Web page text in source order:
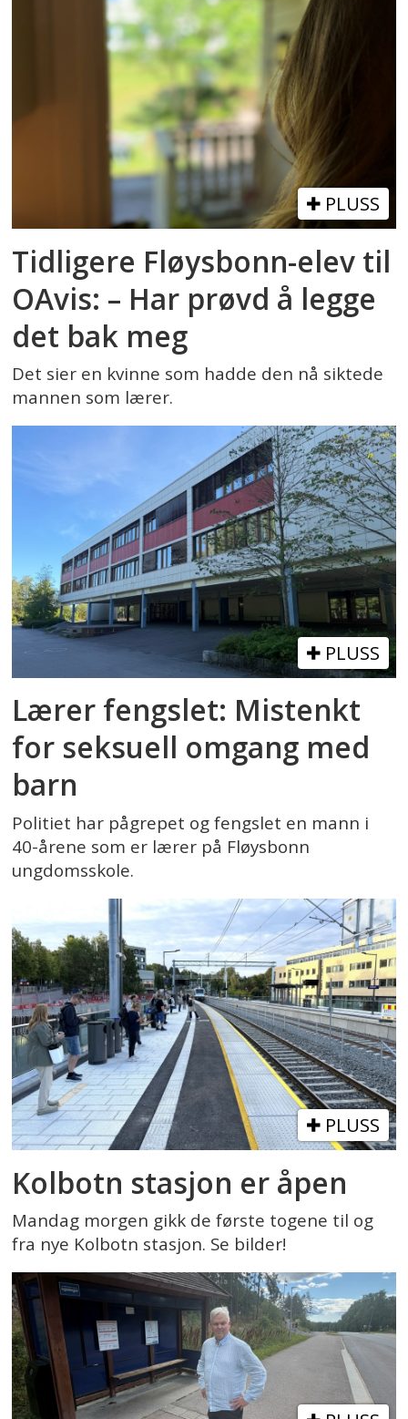
PLUSS
Tidligere Fløysbonn-elev til
OAvis: – Har prøvd å legge
det bak meg
Det sier en kvinne som hadde den nå siktede
mannen som lærer.
PLUSS
Lærer fengslet: Mistenkt
for seksuell omgang med
barn
Politiet har pågrepet og fengslet en mann i
40-årene som er lærer på Fløysbonn
ungdomsskole.
PLUSS
Kolbotn stasjon er åpen
Mandag morgen gikk de første togene til og
fra nye Kolbotn stasjon. Se bilder!